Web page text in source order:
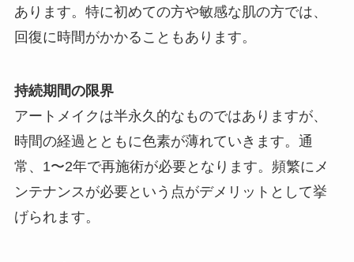
あります。特に初めての方や敏感な肌の方では、
回復に時間がかかることもあります。
持続期間の限界
アートメイクは半永久的なものではありますが、
時間の経過とともに色素が薄れていきます。通
常、1〜2年で再施術が必要となります。頻繁にメ
ンテナンスが必要という点がデメリットとして挙
げられます。